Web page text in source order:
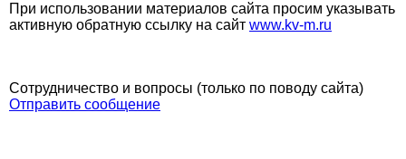
При использовании материалов сайта просим указывать
активную обратную ссылку на сайт www.kv-m.ru
Сотрудничество и вопросы (только по поводу сайта)
Отправить сообщение